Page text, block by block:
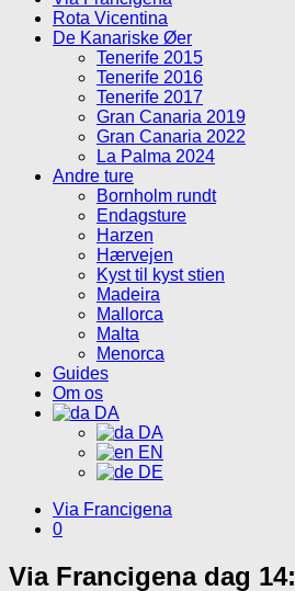
Rota Vicentina
De Kanariske Øer
Tenerife 2015
Tenerife 2016
Tenerife 2017
Gran Canaria 2019
Gran Canaria 2022
La Palma 2024
Andre ture
Bornholm rundt
Endagsture
Harzen
Hærvejen
Kyst til kyst stien
Madeira
Mallorca
Malta
Menorca
Guides
Om os
DA
DA
EN
DE
Via Francigena
0
Via Francigena dag 14: